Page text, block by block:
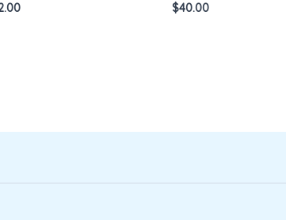
$40.00